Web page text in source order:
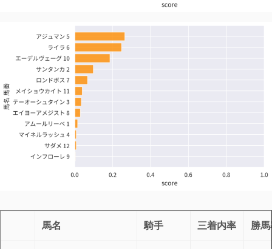
馬名 騎手 三着内率 勝